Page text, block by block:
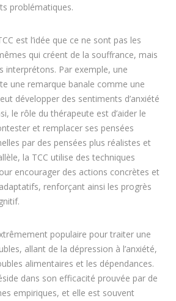
problématiques.
est l’idée que ce ne sont pas les
qui créent de la souffrance, mais
interprétons. Par exemple, une
une remarque banale comme une
développer des sentiments d’anxiété
le rôle du thérapeute est d’aider le
et remplacer ses pensées
par des pensées plus réalistes et
la TCC utilise des techniques
encourager des actions concrètes et
renforçant ainsi les progrès
populaire pour traiter une
allant de la dépression à l’anxiété,
alimentaires et les dépendances.
dans son efficacité prouvée par de
empiriques, et elle est souvent